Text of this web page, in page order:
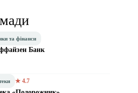
та фінанси
Банк
★ 4.7